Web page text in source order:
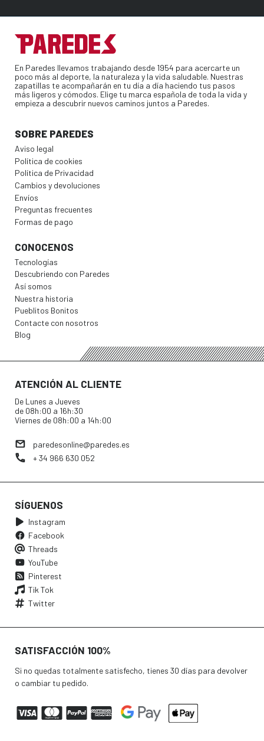
En Paredes llevamos trabajando desde 1954 para acercarte un
poco más al deporte, la naturaleza y la vida saludable. Nuestras
zapatillas te acompañarán en tu día a día haciendo tus pasos
más ligeros y cómodos. Elige tu marca española de toda la vida y
empieza a descubrir nuevos caminos juntos a Paredes.
SOBRE PAREDES
Aviso legal
Política de cookies
Política de Privacidad
Cambios y devoluciones
Envíos
Preguntas frecuentes
Formas de pago
CONOCENOS
Tecnologías
Descubriendo con Paredes
Así somos
Nuestra historia
Pueblitos Bonitos
Contacte con nosotros
Blog
ATENCIÓN AL CLIENTE
De Lunes a Jueves
de 08h:00 a 16h:30
Viernes de 08h:00 a 14h:00
paredesonline@paredes.es
+ 34 966 630 052
SÍGUENOS
Instagram
Facebook
Threads
YouTube
Pinterest
Tik Tok
Twitter
SATISFACCIÓN 100%
Si no quedas totalmente satisfecho, tienes 30 días para devolver
o cambiar tu pedido.